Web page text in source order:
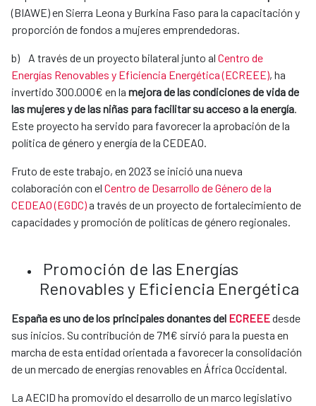
(BIAWE) en Sierra Leona y Burkina Faso para la capacitación y
proporción de fondos a mujeres emprendedoras.
b) A través de un proyecto bilateral junto al Centro de
Energías Renovables y Eficiencia Energética (ECREEE), ha
invertido 300.000€ en la mejora de las condiciones de vida de
las mujeres y de las niñas para facilitar su acceso a la energía.
Este proyecto ha servido para favorecer la aprobación de la
política de género y energía de la CEDEAO.
Fruto de este trabajo, en 2023 se inició una nueva
colaboración con el Centro de Desarrollo de Género de la
CEDEAO (EGDC)a través de un proyecto de fortalecimiento de
capacidades y promoción de políticas de género regionales.
Promoción de las Energías
Renovables y Eficiencia Energética
España es uno de los principales donantes del ECREEEdesde
sus inicios. Su contribución de 7M€ sirvió para la puesta en
marcha de esta entidad orientada a favorecer la consolidación
de un mercado de energías renovables en África Occidental.
La AECID ha promovido el desarrollo de un marco legislativo